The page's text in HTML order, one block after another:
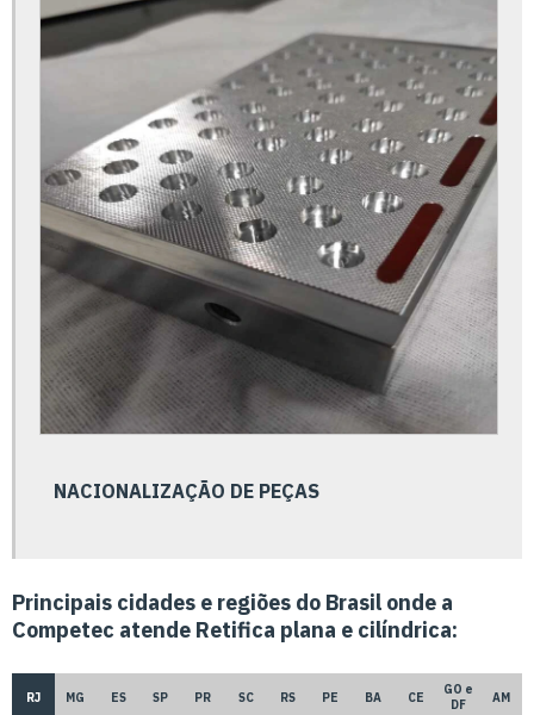
Conexões pneumáticas com retenção
Conexões pneumáticas
Consultoria metrologia
Controle de qualidade e metrologia
Distribuidor de conexões pneumáticas
Distribuidor válvulas e conexões hidráulicas e pneumáticas
Empresa adequação nr12
Empresa de calibração de instrumentos
Empresa de calibração rbc
Empresa de calibração de termômetros
Empresa de metrologia e calibração
Empresa de prototipagem de peças
Empresa de torno cnc
Empresa de usinagem cnc
NACIONALIZAÇÃO DE PEÇAS
Principais cidades e regiões do Brasil onde a
Competec atende Retifica plana e cilíndrica:
RJ MG ES SP PR SC RS PE BA CE
GO e
DF
AM